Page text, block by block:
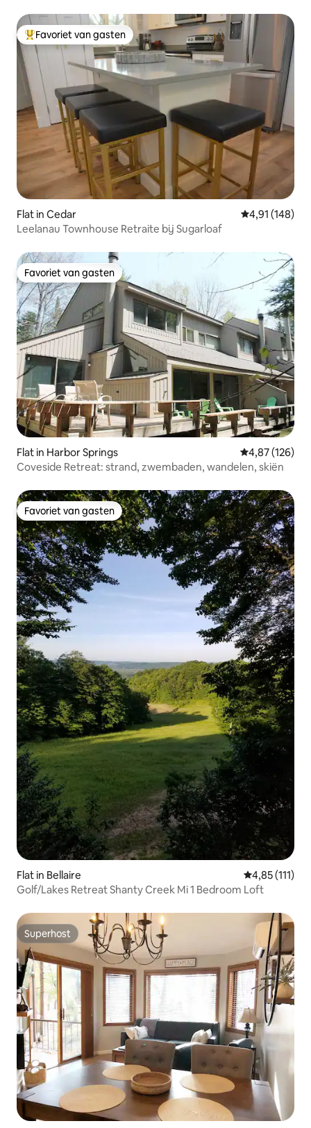
Topfavoriet van gasten
Favoriet van gasten
Flat in Cedar Gemiddelde
4,91 (148)
Leelanau Townhouse Retraite bij Sugarloaf
Favoriet van gasten
Favoriet van gasten
Flat in Harbor Springs Gemiddelde
4,87 (126)
Coveside Retreat: strand, zwembaden, wandelen, skiën
Favoriet van gasten
Favoriet van gasten
Flat in Bellaire Gemiddelde
4,85 (111)
Golf/Lakes Retreat Shanty Creek Mi 1 Bedroom Loft
Superhost
Superhost